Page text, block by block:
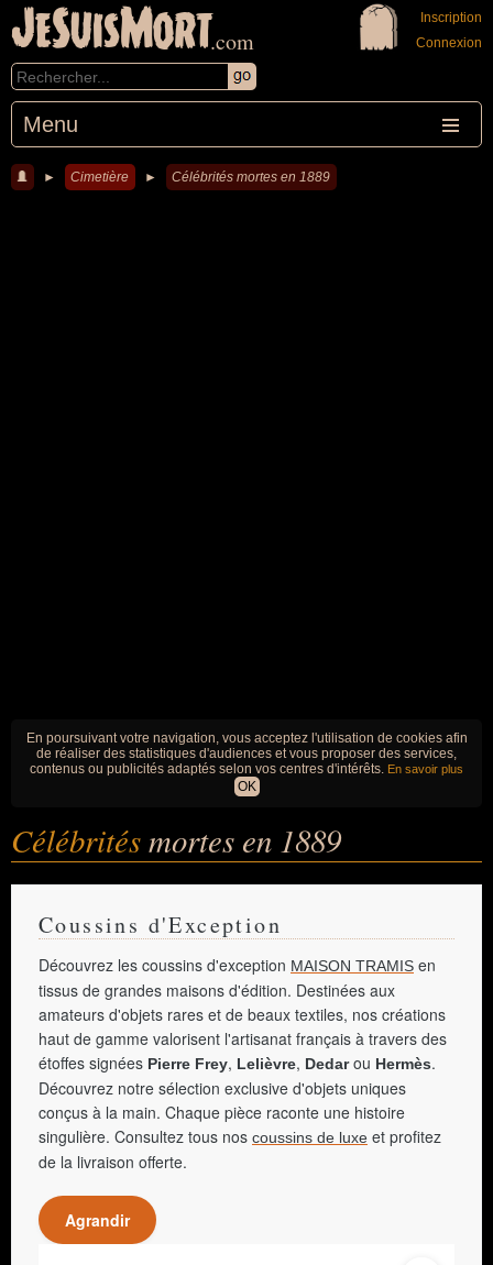
JeSuisMort.com
Menu
Inscription
Connexion
► Cimetière ► Célébrités mortes en 1889
En poursuivant votre navigation, vous acceptez l'utilisation de cookies afin
de réaliser des statistiques d'audiences et vous proposer des services,
contenus ou publicités adaptés selon vos centres d'intérêts. En savoir plus
OK
Célébritésmortes en 1889
Coussins d'Exception
Découvrez les coussins d'exception MAISON TRAMIS en
tissus de grandes maisons d'édition. Destinées aux
amateurs d'objets rares et de beaux textiles, nos créations
haut de gamme valorisent l'artisanat français à travers des
étoffes signées Pierre Frey, Lelièvre, Dedarou Hermès.
Découvrez notre sélection exclusive d'objets uniques
conçus à la main. Chaque pièce raconte une histoire
singulière. Consultez tous nos coussins de luxe et profitez
de la livraison offerte.
Agrandir